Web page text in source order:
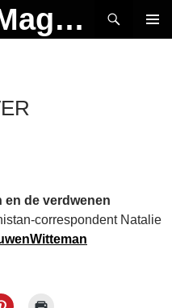
MAD Media Magazine
en de verdwenen
correspondent Natalie